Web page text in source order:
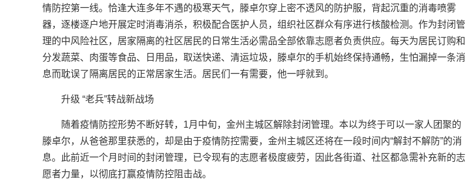
情防控第一线。恰逢大连多年不遇的极寒天气，滕卓尔穿上密不透风的防护服，背起沉重的消毒喷雾
器，逐楼逐户地开展定时消毒消杀，积极配合医护人员，组织社区群众有序进行核酸检测。作为封闭管
理的中风险社区，居家隔离的社区居民的日常生活必需品全部依靠志愿者负责供应。每天为居民订购和
分发蔬菜、肉蛋等食品、日用品，取送快递、清运垃圾，滕卓尔的手机始终保持通畅，生怕漏掉一条消
息而耽误了隔离居民的正常居家生活。居民们一有需要，他一呼就到。
升级 “老兵”转战新战场
随着疫情防控形势不断好转，1月中旬，金州主城区解除封闭管理。本以为终于可以一家人团聚的
滕卓尔，从爸爸那里获悉的，却是由于疫情防控需要，金州主城区还将在一段时间内“解封不解防”的消
息。此前近一个月时间的封闭管理，已令现有的志愿者极度疲劳，因此各街道、社区都急需补充新的志
愿者力量，以彻底打赢疫情防控阻击战。